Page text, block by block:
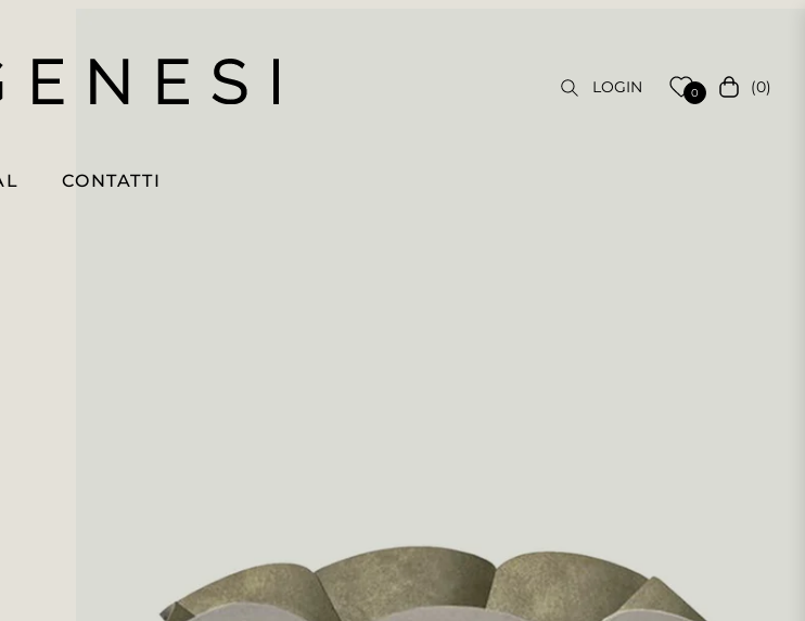
LOGIN 0 Carrello
(0)
CONTATTI